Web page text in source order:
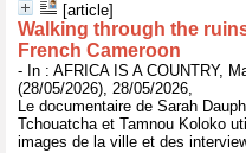
[article]
Walking through the
French Cameroon
- In : AFRICA IS A COUNTRY,
(28/05/2026), 28/05/2026,
Le documentaire de Sarah
Tchouatcha et Tamnou Koloko
images de la ville et des